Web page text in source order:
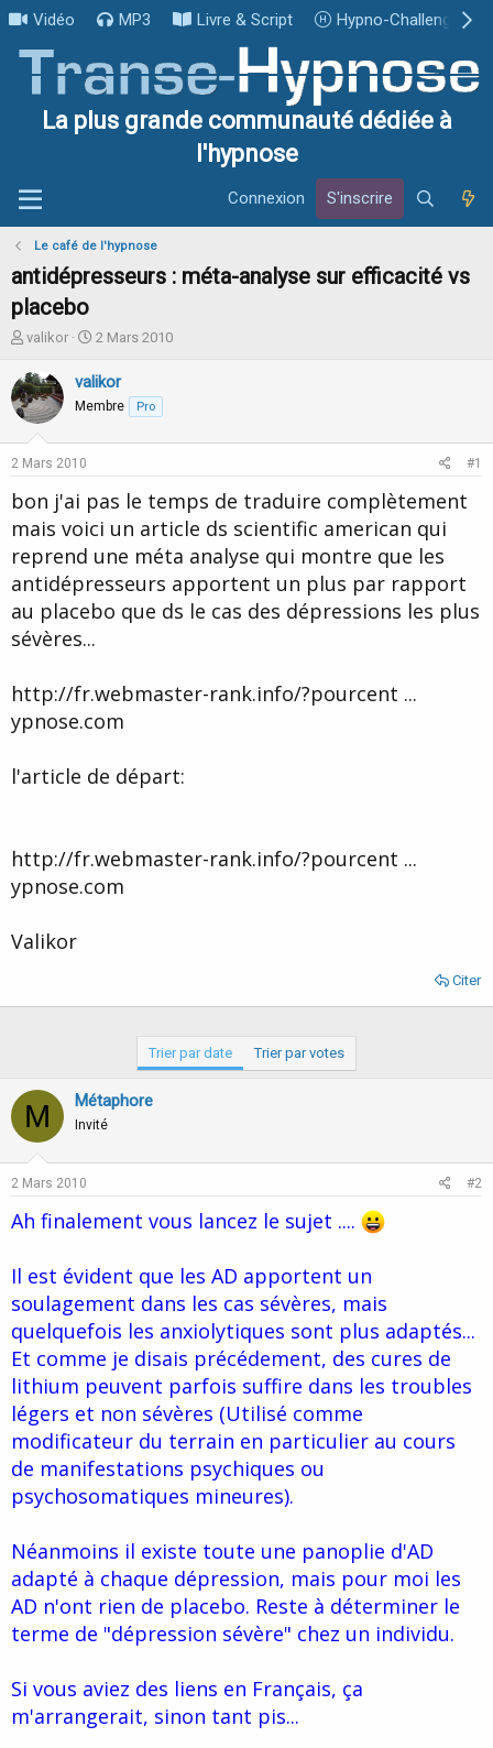
Vidéo MP3 Livre & Script Hypno-Challenge
La plus grande communauté dédiée à
l'hypnose
Connexion S'inscrire
Le café de l'hypnose
antidépresseurs : méta-analyse sur efficacité vs
placebo
I
i
t
i
u
d
e
a
d
i
u
s
o
valikor
D
t
d
b
t
2 Mars 2010
valikor
Membre Pro
2 Mars 2010 #1
bon j'ai pas le temps de traduire complètement
mais voici un article ds scientific american qui
reprend une méta analyse qui montre que les
antidépresseurs apportent un plus par rapport
au placebo que ds le cas des dépressions les plus
sévères...
http://fr.webmaster-rank.info/?pourcent ...
ypnose.com
l'article de départ:
http://fr.webmaster-rank.info/?pourcent ...
ypnose.com
Valikor
Citer
Trier par date Trier par votes
M Métaphore
Invité
2 Mars 2010 #2
Ah finalement vous lancez le sujet ....
Il est évident que les AD apportent un
soulagement dans les cas sévères, mais
quelquefois les anxiolytiques sont plus adaptés...
Et comme je disais précédement, des cures de
lithium peuvent parfois suffire dans les troubles
légers et non sévères (Utilisé comme
modificateur du terrain en particulier au cours
de manifestations psychiques ou
psychosomatiques mineures).
Néanmoins il existe toute une panoplie d'AD
adapté à chaque dépression, mais pour moi les
AD n'ont rien de placebo. Reste à déterminer le
terme de "dépression sévère" chez un individu.
Si vous aviez des liens en Français, ça
m'arrangerait, sinon tant pis...